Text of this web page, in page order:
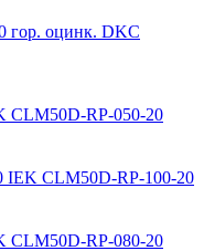
гор. оцинк. DKC
CLM50D-RP-050-20
IEK CLM50D-RP-100-20
CLM50D-RP-080-20